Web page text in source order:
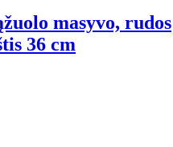
masyvo, rudos
36 cm